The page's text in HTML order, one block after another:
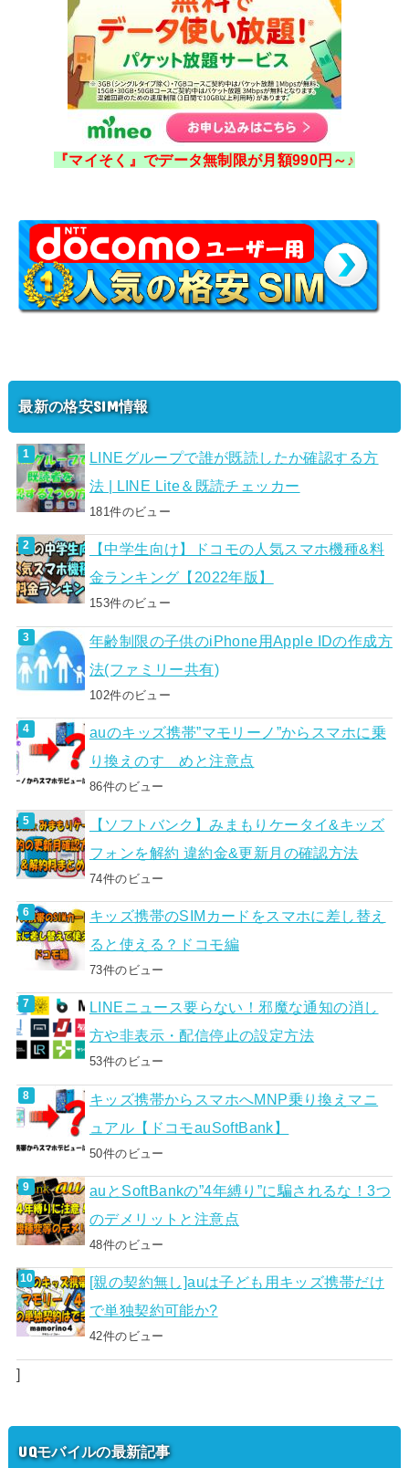
『マイそく』でデータ無制限が月額990円～♪
最新の格安SIM情報
LINEグループで誰が既読したか確認する方
法 | LINE Lite＆既読チェッカー
181件のビュー
【中学生向け】ドコモの人気スマホ機種&料
金ランキング【2022年版】
153件のビュー
年齢制限の子供のiPhone用Apple IDの作成方
法(ファミリー共有)
102件のビュー
auのキッズ携帯”マモリーノ”からスマホに乗
り換えのすゝめと注意点
86件のビュー
【ソフトバンク】みまもりケータイ&キッズ
フォンを解約 違約金&更新月の確認方法
74件のビュー
キッズ携帯のSIMカードをスマホに差し替え
ると使える？ドコモ編
73件のビュー
LINEニュース要らない！邪魔な通知の消し
方や非表示・配信停止の設定方法
53件のビュー
キッズ携帯からスマホへMNP乗り換えマニ
ュアル【ドコモauSoftBank】
50件のビュー
auとSoftBankの”4年縛り”に騙されるな！3つ
のデメリットと注意点
48件のビュー
[親の契約無し]auは子ども用キッズ携帯だけ
で単独契約可能か?
42件のビュー
]
UQモバイルの最新記事